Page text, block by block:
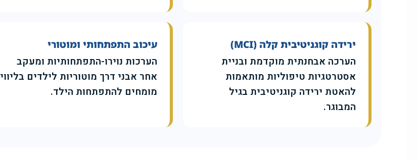
ירידה קוגניטיבית קלה (MCI)
הערכה אבחנתית מוקדמת ובניית
אסטרטגיות טיפוליות מותאמות
להאטת ירידה קוגניטיבית בגיל
המבוגר.
עיכוב התפתחותי ומוטורי
הערכות נוירו-התפתחותיות ומעקב
אחר אבני דרך מוטוריות לילדים בליווי
מומחים להתפתחות הילד.